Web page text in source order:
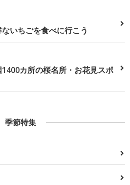
いちごを食べに行こう
カ所の桜名所・お花見スポ
季節特集